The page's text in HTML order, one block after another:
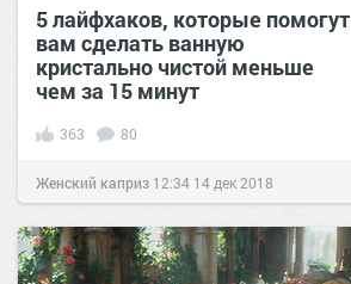
5 лайфхаков, которые помогут
вам сделать ванную
кристально чистой меньше
чем за 15 минут
363 80
Женский каприз 12:34 14 дек 2018